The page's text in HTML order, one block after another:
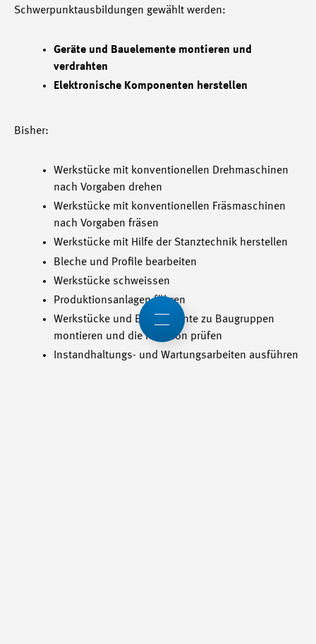
Schwerpunktausbildungen gewählt werden:
Geräte und Bauelemente montieren und
verdrahten
Elektronische Komponenten herstellen
Bisher:
Werkstücke mit konventionellen Drehmaschinen
nach Vorgaben drehen
Werkstücke mit konventionellen Fräsmaschinen
nach Vorgaben fräsen
Werkstücke mit Hilfe der Stanztechnik herstellen
Bleche und Profile bearbeiten
Werkstücke schweissen
Produktionsanlagen führen
Werkstücke und Bauelemente zu Baugruppen
montieren und die Funktion prüfen
Instandhaltungs- und Wartungsarbeiten ausführen